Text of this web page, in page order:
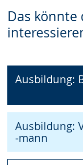
Das könnte
Leichten
Sprache
Audio-
Unterstützung.
Video
in
wird
Ausbildung:
Ausbildung:
-mann